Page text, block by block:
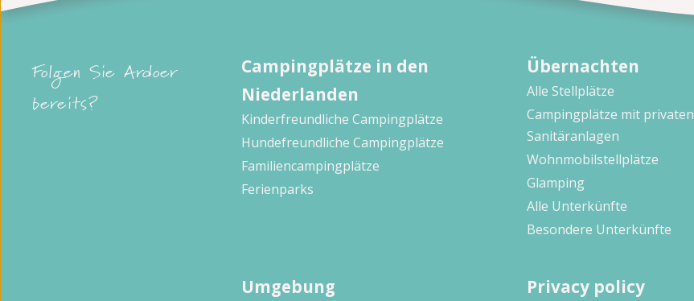
Folgen Sie Ardoer
bereits?
Campingplätze in den
Niederlanden
Kinderfreundliche Campingplätze
Hundefreundliche Campingplätze
Familiencampingplätze
Ferienparks
Übernachten
Alle Stellplätze
Campingplätze mit privaten
Sanitäranlagen
Wohnmobilstellplätze
Glamping
Alle Unterkünfte
Besondere Unterkünfte
Umgebung Privacy policy